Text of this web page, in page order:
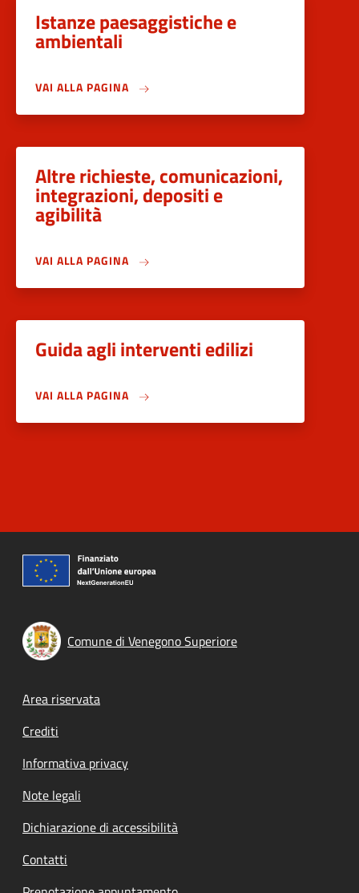
Istanze paesaggistiche e
ambientali
VAI ALLA PAGINA
Altre richieste, comunicazioni,
integrazioni, depositi e
agibilità
VAI ALLA PAGINA
Guida agli interventi edilizi
VAI ALLA PAGINA
Comune di Venegono Superiore
Footer menu
Area riservata
Crediti
Informativa privacy
Note legali
Dichiarazione di accessibilità
Contatti